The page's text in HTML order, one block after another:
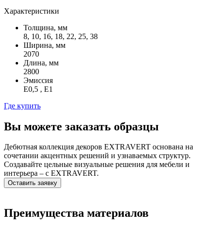
Характеристики
Толщина, мм
8, 10, 16, 18, 22, 25, 38
Ширина, мм
2070
Длина, мм
2800
Эмиссия
Е0,5 , Е1
Где купить
Вы можете заказать образцы
Дебютная коллекция декоров EXTRAVERT основана на
сочетании акцентных решений и узнаваемых структур.
Создавайте цельные визуальные решения для мебели и
интерьера – с EXTRAVERT.
Оставить заявку
Преимущества материалов